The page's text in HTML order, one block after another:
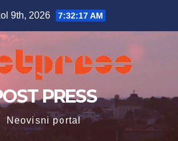
9th, 2026 7:32:18 AM
PRESS
Neovisni portal